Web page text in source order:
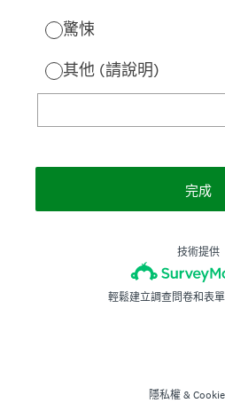
驚悚
其他 (請說明)
完成
技術提供
輕鬆建立調查問卷和表單
隱私權 &